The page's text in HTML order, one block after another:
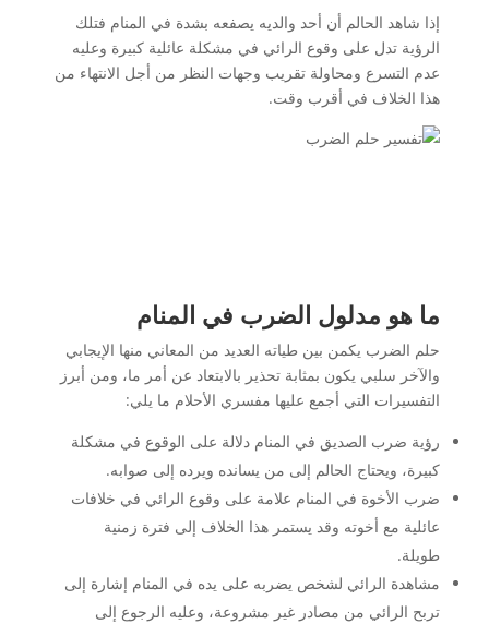
إذا شاهد الحالم أن أحد والديه يصفعه بشدة في المنام فتلك
الرؤية تدل على وقوع الرائي في مشكلة عائلية كبيرة وعليه
عدم التسرع ومحاولة تقريب وجهات النظر من أجل الانتهاء من
هذا الخلاف في أقرب وقت.
ما هو مدلول الضرب في المنام
حلم الضرب يكمن بين طياته العديد من المعاني منها الإيجابي
والآخر سلبي يكون بمثابة تحذير بالابتعاد عن أمر ما، ومن أبرز
التفسيرات التي أجمع عليها مفسري الأحلام ما يلي:
رؤية ضرب الصديق في المنام دلالة على الوقوع في مشكلة
كبيرة، ويحتاج الحالم إلى من يسانده ويرده إلى صوابه.
ضرب الأخوة في المنام علامة على وقوع الرائي في خلافات
عائلية مع أخوته وقد يستمر هذا الخلاف إلى فترة زمنية
طويلة.
مشاهدة الرائي لشخص يضربه على يده في المنام إشارة إلى
تربح الرائي من مصادر غير مشروعة، وعليه الرجوع إلى